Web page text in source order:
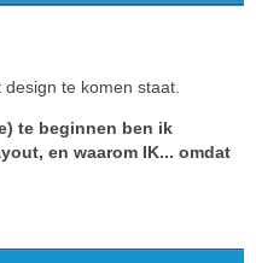
te komen staat.
te beginnen ben ik
en waarom IK... omdat